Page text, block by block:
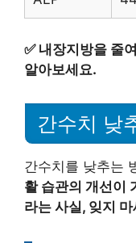
✅ 내장지방을 줄
알아보세요.
간수치 낮
간수치를 낮추는
활 습관의 개선이
라는 사실, 잊지